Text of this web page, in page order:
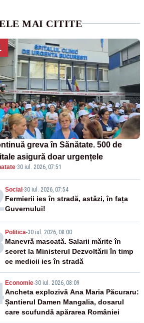
MAI CITITE
greva în Sănătate. 500 de
asigură doar urgențele
·30 iul. 2026, 07:51
Social-30 iul. 2026, 07:54
Fermierii ies în stradă, astăzi, în fața
Guvernului!
Politica-30 iul. 2026, 08:00
Manevră mascată. Salarii mărite în
secret la Ministerul Dezvoltării în timp
ce medicii ies în stradă
Economie-30 iul. 2026, 08:09
Ancheta explozivă Ana Maria Păcuraru:
Șantierul Damen Mangalia, dosarul
care scufundă apărarea României